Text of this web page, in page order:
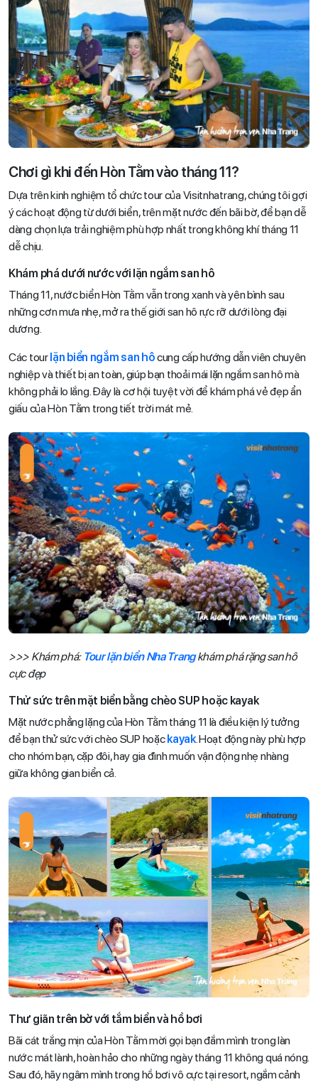
Chơi gì khi đến Hòn Tằm vào tháng 11?
Dựa trên kinh nghiệm tổ chức tour của Visitnhatrang, chúng tôi gợi
ý các hoạt động từ dưới biển, trên mặt nước đến bãi bờ, để bạn dễ
dàng chọn lựa trải nghiệm phù hợp nhất trong không khí tháng 11
dễ chịu.
Khám phá dưới nước với lặn ngắm san hô
Tháng 11, nước biển Hòn Tằm vẫn trong xanh và yên bình sau
những cơn mưa nhẹ, mở ra thế giới san hô rực rỡ dưới lòng đại
dương.
Các tourlặn biển ngắm san hôcung cấp hướng dẫn viên chuyên
nghiệp và thiết bị an toàn, giúp bạn thoải mái lặn ngắm san hô mà
không phải lo lắng. Đây là cơ hội tuyệt vời để khám phá vẻ đẹp ẩn
giấu của Hòn Tằm trong tiết trời mát mẻ.
>>> Khám phá: Tour lặn biển Nha Trangkhám phá rặng san hô
cực đẹp
Thử sức trên mặt biển bằng chèo SUP hoặc kayak
Mặt nước phẳng lặng của Hòn Tằm tháng 11 là điều kiện lý tưởng
để bạn thử sức với chèo SUP hoặckayak. Hoạt động này phù hợp
cho nhóm bạn, cặp đôi, hay gia đình muốn vận động nhẹ nhàng
giữa không gian biển cả.
Thư giãn trên bờ với tắm biển và hồ bơi
Bãi cát trắng mịn của Hòn Tằm mời gọi bạn đắm mình trong làn
nước mát lành, hoàn hảo cho những ngày tháng 11 không quá nóng.
Sau đó, hãy ngâm mình trong hồ bơi vô cực tại resort, ngắm cảnh